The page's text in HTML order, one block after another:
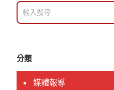
分類
媒體報導